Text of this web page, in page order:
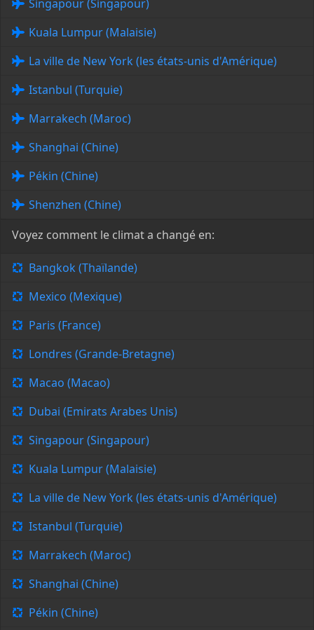
Singapour (Singapour)
Kuala Lumpur (Malaisie)
La ville de New York (les états-unis d'Amérique)
Istanbul (Turquie)
Marrakech (Maroc)
Shanghai (Chine)
Pékin (Chine)
Shenzhen (Chine)
Voyez comment le climat a changé en:
Bangkok (Thaïlande)
Mexico (Mexique)
Paris (France)
Londres (Grande-Bretagne)
Macao (Macao)
Dubai (Emirats Arabes Unis)
Singapour (Singapour)
Kuala Lumpur (Malaisie)
La ville de New York (les états-unis d'Amérique)
Istanbul (Turquie)
Marrakech (Maroc)
Shanghai (Chine)
Pékin (Chine)